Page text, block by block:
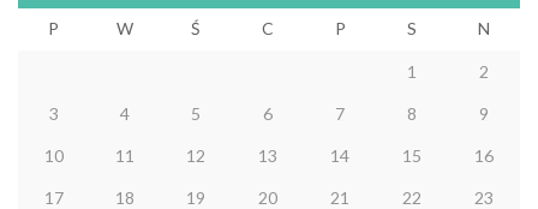
P W Ś C P S N
1 2
3 4 5 6 7 8 9
10 11 12 13 14 15 16
17 18 19 20 21 22 23